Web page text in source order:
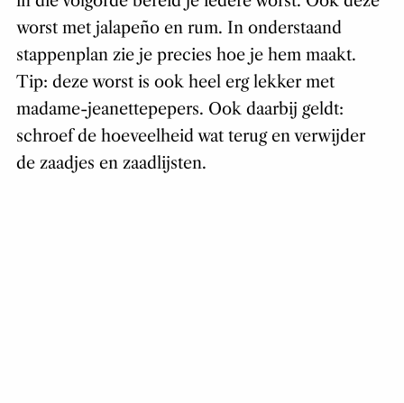
worst met jalapeño en rum. In onderstaand
stappenplan zie je precies hoe je hem maakt.
Tip: deze worst is ook heel erg lekker met
madame-jeanettepepers. Ook daarbij geldt:
schroef de hoeveelheid wat terug en verwijder
de zaadjes en zaadlijsten.